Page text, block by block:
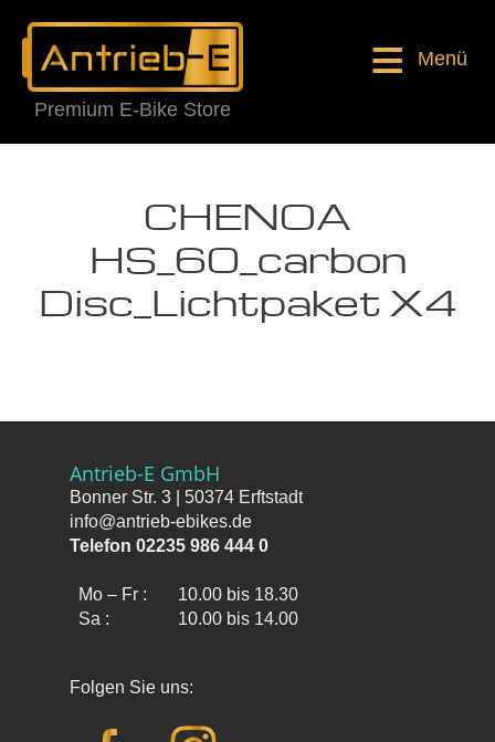
Premium E-Bike Store
Menü
CHENOA
HS_60_carbon
Disc_Lichtpaket X4
Antrieb-E GmbH
Bonner Str. 3 | 50374 Erftstadt
info@antrieb-ebikes.de
Telefon 02235 986 444 0
Mo – Fr :
Sa :
10.00 bis 18.30
10.00 bis 14.00
Folgen Sie uns: